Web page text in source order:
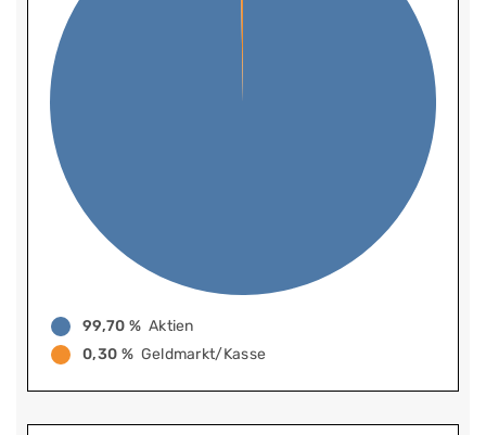
99,70 % Aktien
0,30 % Geldmarkt/Kasse